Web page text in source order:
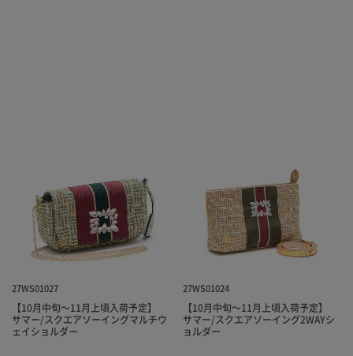
27WS01027
【10月中旬～11月上頃入荷予定】
サマー/スクエアソーイングマルチウ
ェイショルダー
27WS01024
【10月中旬～11月上頃入荷予定】
サマー/スクエアソーイング2WAYシ
ョルダー